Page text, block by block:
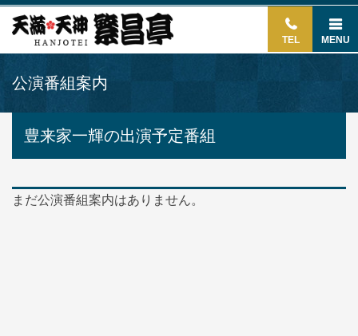
TEL MENU
公演番組案内
豊来家一輝の出演予定番組
まだ公演番組案内はありません。